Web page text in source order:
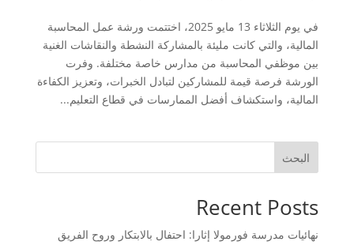
في يوم الثلاثاء 13 مايو 2025، اختتمت ورشة عمل المحاسبة
المالية، والتي كانت مليئة بالمشاركة النشطة والنقاشات الغنية
بين موظفي المحاسبة من مدارس خاصة مختلفة. وفرت
الورشة فرصة قيمة للمشاركين لتبادل الخبرات، وتعزيز الكفاءة
المالية، واستكشاف أفضل الممارسات في قطاع التعليم...
البحث
Recent Posts
نهائيات مدرسة فورمولا إثارا: احتفال بالابتكار وروح الفريق